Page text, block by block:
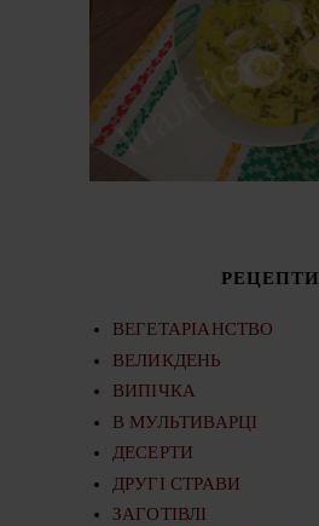
РЕЦЕПТИ
ВЕГЕТАРІАНСТВО
ВЕЛИКДЕНЬ
ВИПІЧКА
В МУЛЬТИВАРЦІ
ДЕСЕРТИ
ДРУГІ СТРАВИ
ЗАГОТІВЛІ